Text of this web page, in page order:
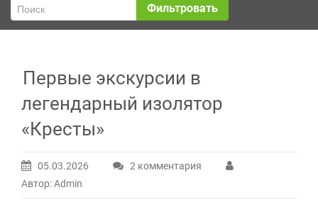
Фильтровать
Первые экскурсии в
легендарный изолятор
«Кресты»
05.03.2026 2 комментария
Автор: Admin